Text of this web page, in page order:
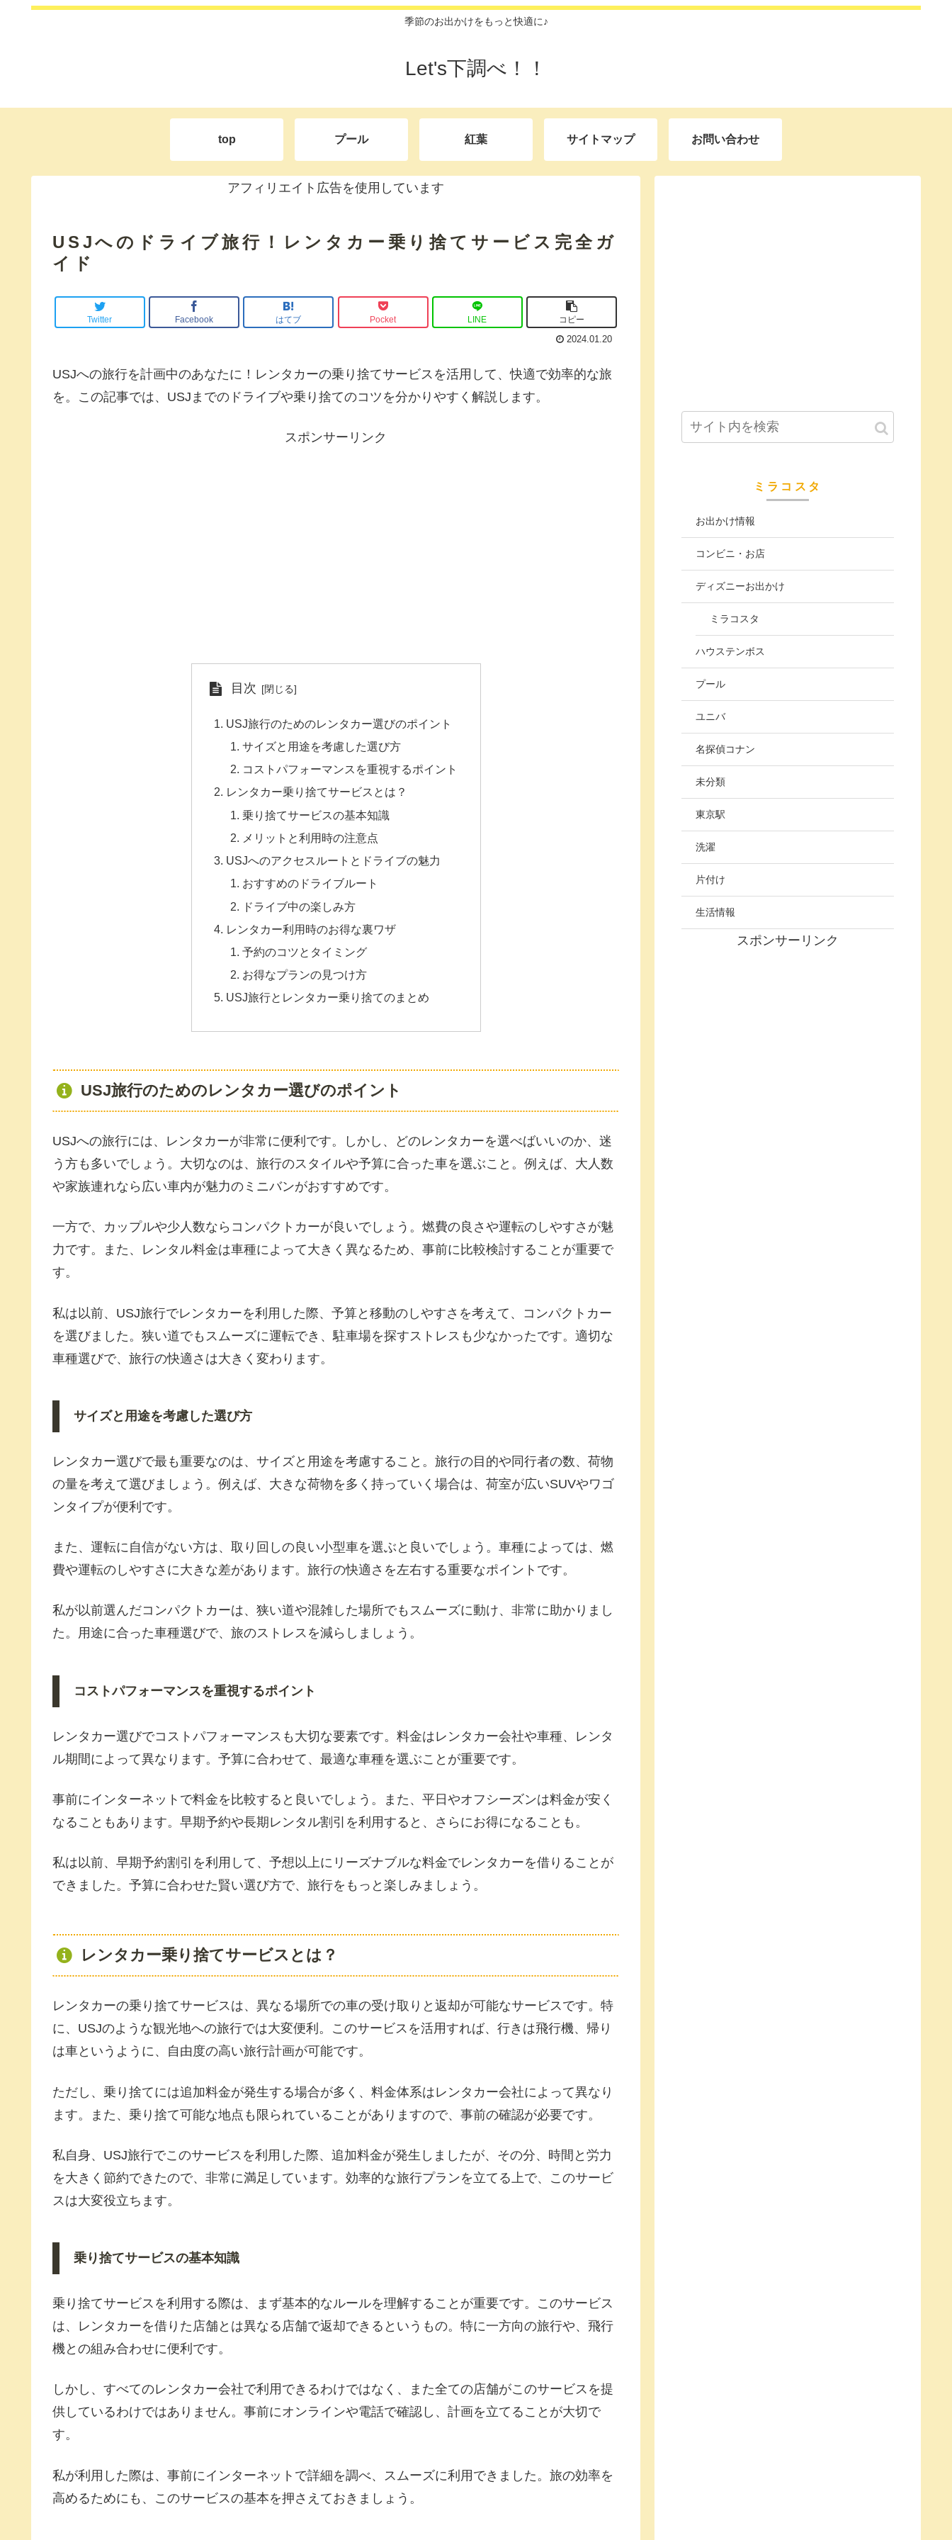
季節のお出かけをもっと快適に♪
Let's下調べ！！
top プール 紅葉 サイトマップ お問い合わせ
アフィリエイト広告を使用しています
USJへのドライブ旅行！レンタカー乗り捨てサービス完全ガ
イド
Twitter Facebook はてブ Pocket LINE
コピー
2024.01.20
USJへの旅行を計画中のあなたに！レンタカーの乗り捨てサービスを活用して、快適で効率的な旅
を。この記事では、USJまでのドライブや乗り捨てのコツを分かりやすく解説します。
スポンサーリンク
目次
USJ旅行のためのレンタカー選びのポイント
サイズと用途を考慮した選び方
コストパフォーマンスを重視するポイント
レンタカー乗り捨てサービスとは？
乗り捨てサービスの基本知識
メリットと利用時の注意点
USJへのアクセスルートとドライブの魅力
おすすめのドライブルート
ドライブ中の楽しみ方
レンタカー利用時のお得な裏ワザ
予約のコツとタイミング
お得なプランの見つけ方
USJ旅行とレンタカー乗り捨てのまとめ
USJ旅行のためのレンタカー選びのポイント
USJへの旅行には、レンタカーが非常に便利です。しかし、どのレンタカーを選べばいいのか、迷
う方も多いでしょう。大切なのは、旅行のスタイルや予算に合った車を選ぶこと。例えば、大人数
や家族連れなら広い車内が魅力のミニバンがおすすめです。
一方で、カップルや少人数ならコンパクトカーが良いでしょう。燃費の良さや運転のしやすさが魅
力です。また、レンタル料金は車種によって大きく異なるため、事前に比較検討することが重要で
す。
私は以前、USJ旅行でレンタカーを利用した際、予算と移動のしやすさを考えて、コンパクトカー
を選びました。狭い道でもスムーズに運転でき、駐車場を探すストレスも少なかったです。適切な
車種選びで、旅行の快適さは大きく変わります。
サイズと用途を考慮した選び方
レンタカー選びで最も重要なのは、サイズと用途を考慮すること。旅行の目的や同行者の数、荷物
の量を考えて選びましょう。例えば、大きな荷物を多く持っていく場合は、荷室が広いSUVやワゴ
ンタイプが便利です。
また、運転に自信がない方は、取り回しの良い小型車を選ぶと良いでしょう。車種によっては、燃
費や運転のしやすさに大きな差があります。旅行の快適さを左右する重要なポイントです。
私が以前選んだコンパクトカーは、狭い道や混雑した場所でもスムーズに動け、非常に助かりまし
た。用途に合った車種選びで、旅のストレスを減らしましょう。
コストパフォーマンスを重視するポイント
レンタカー選びでコストパフォーマンスも大切な要素です。料金はレンタカー会社や車種、レンタ
ル期間によって異なります。予算に合わせて、最適な車種を選ぶことが重要です。
事前にインターネットで料金を比較すると良いでしょう。また、平日やオフシーズンは料金が安く
なることもあります。早期予約や長期レンタル割引を利用すると、さらにお得になることも。
私は以前、早期予約割引を利用して、予想以上にリーズナブルな料金でレンタカーを借りることが
できました。予算に合わせた賢い選び方で、旅行をもっと楽しみましょう。
レンタカー乗り捨てサービスとは？
レンタカーの乗り捨てサービスは、異なる場所での車の受け取りと返却が可能なサービスです。特
に、USJのような観光地への旅行では大変便利。このサービスを活用すれば、行きは飛行機、帰り
は車というように、自由度の高い旅行計画が可能です。
ただし、乗り捨てには追加料金が発生する場合が多く、料金体系はレンタカー会社によって異なり
ます。また、乗り捨て可能な地点も限られていることがありますので、事前の確認が必要です。
私自身、USJ旅行でこのサービスを利用した際、追加料金が発生しましたが、その分、時間と労力
を大きく節約できたので、非常に満足しています。効率的な旅行プランを立てる上で、このサービ
スは大変役立ちます。
乗り捨てサービスの基本知識
乗り捨てサービスを利用する際は、まず基本的なルールを理解することが重要です。このサービス
は、レンタカーを借りた店舗とは異なる店舗で返却できるというもの。特に一方向の旅行や、飛行
機との組み合わせに便利です。
しかし、すべてのレンタカー会社で利用できるわけではなく、また全ての店舗がこのサービスを提
供しているわけではありません。事前にオンラインや電話で確認し、計画を立てることが大切で
す。
私が利用した際は、事前にインターネットで詳細を調べ、スムーズに利用できました。旅の効率を
高めるためにも、このサービスの基本を押さえておきましょう。
ミラコスタ
お出かけ情報
コンビニ・お店
ディズニーお出かけ
ミラコスタ
ハウステンボス
プール
ユニバ
名探偵コナン
未分類
東京駅
洗濯
片付け
生活情報
スポンサーリンク